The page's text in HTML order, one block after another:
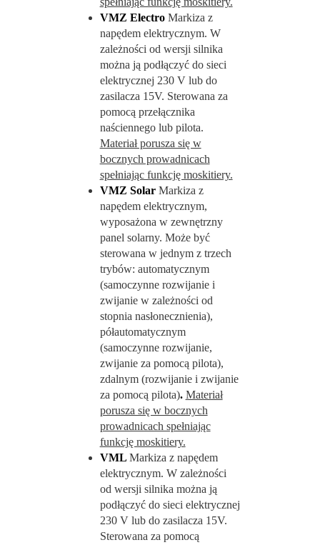
VMZ Electro Markiza z
napędem elektrycznym. W
zależności od wersji silnika
można ją podłączyć do sieci
elektrycznej 230 V lub do
zasilacza 15V. Sterowana za
pomocą przełącznika
naściennego lub pilota.
Materiał porusza się w
bocznych prowadnicach
spełniając funkcję moskitiery.
VMZ Solar Markiza z
napędem elektrycznym,
wyposażona w zewnętrzny
panel solarny. Może być
sterowana w jednym z trzech
trybów: automatycznym
(samoczynne rozwijanie i
zwijanie w zależności od
stopnia nasłonecznienia),
półautomatycznym
(samoczynne rozwijanie,
zwijanie za pomocą pilota),
zdalnym (rozwijanie i zwijanie
za pomocą pilota). Materiał
porusza się w bocznych
prowadnicach spełniając
funkcję moskitiery.
VML Markiza z napędem
elektrycznym. W zależności
od wersji silnika można ją
podłączyć do sieci elektrycznej
230 V lub do zasilacza 15V.
Sterowana za pomocą